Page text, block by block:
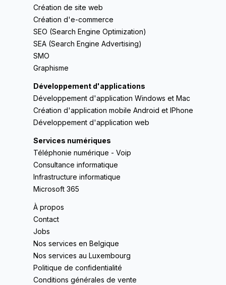
Création de site web
Création d'e-commerce
SEO (Search Engine Optimization)
SEA (Search Engine Advertising)
SMO
Graphisme
Développement d'applications
Développement d'application Windows et Mac
Création d'application mobile Android et IPhone
Développement d'application web
Services numériques
Téléphonie numérique - Voip
Consultance informatique
Infrastructure informatique
Microsoft 365
À propos
Contact
Jobs
Nos services en Belgique
Nos services au Luxembourg
Politique de confidentialité
Conditions générales de vente